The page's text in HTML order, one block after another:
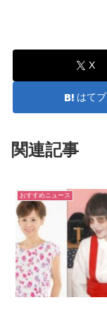
X
はてブ
関連記事
おすすめニュース